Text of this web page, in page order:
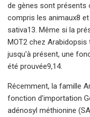
de gènes sont présents
compris les animaux8
sativa13. Même si la
MOT2 chez Arabidopsis
jusqu'à présent, une
été prouvée9,14.
Récemment, la famille
fonction d'importation
adénosyl méthionine